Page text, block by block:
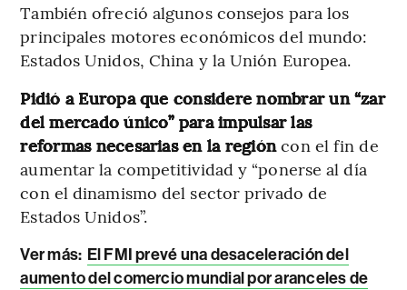
También ofreció algunos consejos para los
principales motores económicos del mundo:
Estados Unidos, China y la Unión Europea.
Pidió a Europa que considere nombrar un “zar
del mercado único” para impulsar las
reformas necesarias en la regióncon el fin de
aumentar la competitividad y “ponerse al día
con el dinamismo del sector privado de
Estados Unidos”.
Ver más: El FMI prevé una desaceleración del
aumento del comercio mundial por aranceles de